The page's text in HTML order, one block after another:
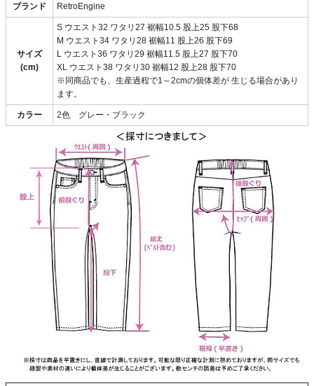
ブランド RetroEngine
サイズ
(cm)
S ウエスト32 ワタリ27 裾幅10.5 股上25 股下68
M ウエスト34 ワタリ28 裾幅11 股上26 股下69
L ウエスト36 ワタリ29 裾幅11.5 股上27 股下70
XL ウエスト38 ワタリ30 裾幅12 股上28 股下70
※同商品でも、生産過程で1～2cmの個体差が 生じる場合があり
ます。
カラー 2色 グレー・ブラック